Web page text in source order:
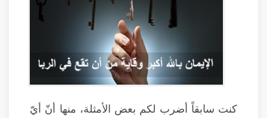
كنت سابقاً أضرب لكم بعض الأمثلة، منها أنّ أيّ